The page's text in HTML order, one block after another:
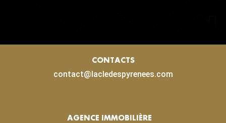
CONTACTS
contact@lacledespyrenees.com
AGENCE IMMOBILIÈRE